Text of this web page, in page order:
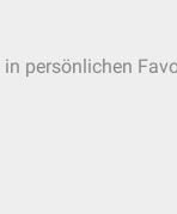
persönlichen